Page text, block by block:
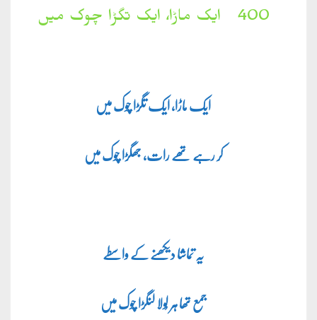
400۔ ایک ماڑا، ایک تگڑا چوک میں
ایک ماڑا، ایک تگڑا چوک میں
کر رہے تھے رات، جھگڑا چوک میں
یہ تماشا دیکھنے کے واسطے
جمع تھا ہر لُولا لنگڑا چوک میں